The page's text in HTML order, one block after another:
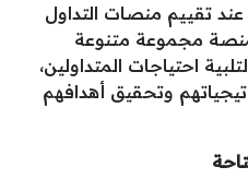
عند تقييم منصات التداول
مجموعة متنوعة
احتياجات المتداولين،
وتحقيق أهدافهم